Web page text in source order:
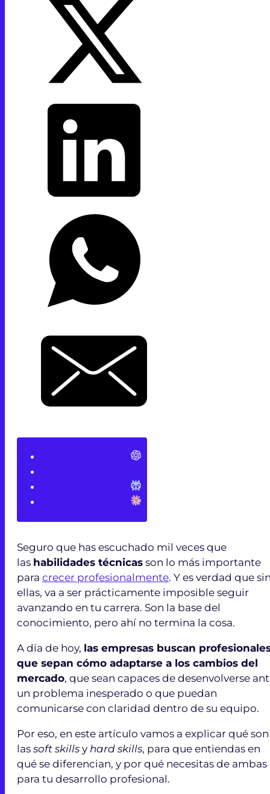
Seguro que has escuchado mil veces que
las habilidades técnicas son lo más importante
para crecer profesionalmente. Y es verdad que
ellas, va a ser prácticamente imposible seguir
avanzando en tu carrera. Son la base del
conocimiento, pero ahí no termina la cosa.
A día de hoy, las empresas buscan
que sepan cómo adaptarse a los cambios del
mercado, que sean capaces de desenvolverse
un problema inesperado o que puedan
comunicarse con claridad dentro de su equipo.
Por eso, en este artículo vamos a explicar qué son
las soft skills y hard skills, para que entiendas en
qué se diferencian, y por qué necesitas de ambas
para tu desarrollo profesional.